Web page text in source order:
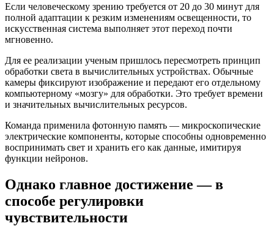
Если человеческому зрению требуется от 20 до 30 минут для
полной адаптации к резким изменениям освещенности, то
искусственная система выполняет этот переход почти
мгновенно.
Для ее реализации ученым пришлось пересмотреть принцип
обработки света в вычислительных устройствах. Обычные
камеры фиксируют изображение и передают его отдельному
компьютерному «мозгу» для обработки. Это требует времени
и значительных вычислительных ресурсов.
Команда применила фотонную память — микроскопические
электрические компоненты, которые способны одновременно
воспринимать свет и хранить его как данные, имитируя
функции нейронов.
Однако главное достижение — в
способе регулировки
чувствительности